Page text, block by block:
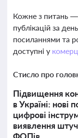
Кожне з питань —
публікацій за
посиланнями та
доступні у
Стисло про
Підвищення
в Україні: нові
цифрові
виявлення